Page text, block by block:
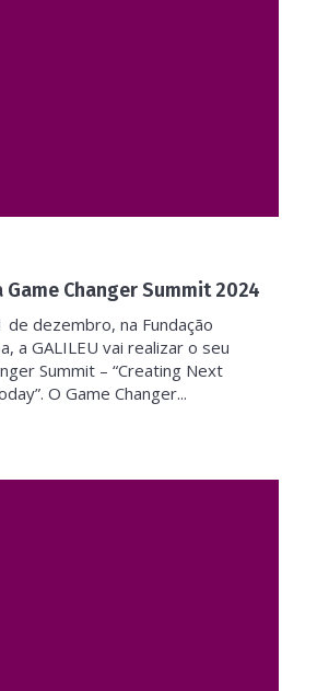
Game Changer Summit 2024
de dezembro, na Fundação
a GALILEU vai realizar o seu
Summit – “Creating Next
O Game Changer...